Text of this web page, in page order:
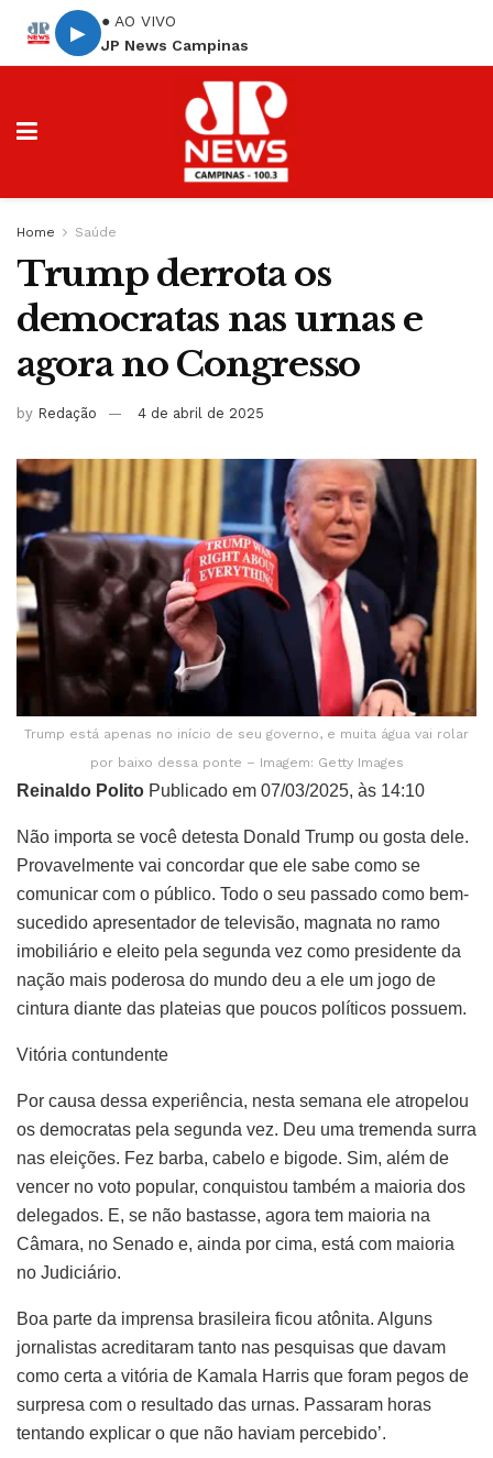
▶
● AO VIVO
JP News Campinas
Home Saúde
Trump derrota os
democratas nas urnas e
agora no Congresso
by Redação 4 de abril de 2025
Trump está apenas no início de seu governo, e muita água vai rolar
por baixo dessa ponte – Imagem: Getty Images
Reinaldo Polito Publicado em 07/03/2025, às 14:10
Não importa se você detesta Donald Trump ou gosta dele.
Provavelmente vai concordar que ele sabe como se
comunicar com o público. Todo o seu passado como bem-
sucedido apresentador de televisão, magnata no ramo
imobiliário e eleito pela segunda vez como presidente da
nação mais poderosa do mundo deu a ele um jogo de
cintura diante das plateias que poucos políticos possuem.
Vitória contundente
Por causa dessa experiência, nesta semana ele atropelou
os democratas pela segunda vez. Deu uma tremenda surra
nas eleições. Fez barba, cabelo e bigode. Sim, além de
vencer no voto popular, conquistou também a maioria dos
delegados. E, se não bastasse, agora tem maioria na
Câmara, no Senado e, ainda por cima, está com maioria
no Judiciário.
Boa parte da imprensa brasileira ficou atônita. Alguns
jornalistas acreditaram tanto nas pesquisas que davam
como certa a vitória de Kamala Harris que foram pegos de
surpresa com o resultado das urnas. Passaram horas
tentando explicar o que não haviam percebido’.